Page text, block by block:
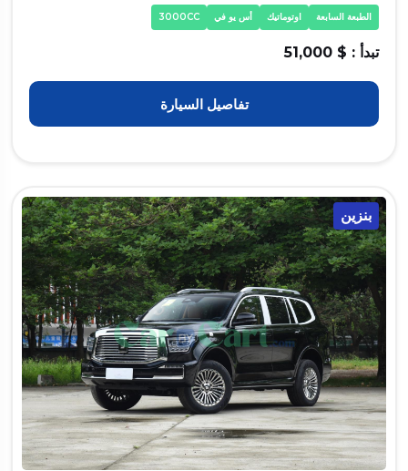
الطبعة السابعة اوتوماتيك أس يو في 3000CC
تبدأ : $ 51,000
تفاصيل السيارة
بنزين